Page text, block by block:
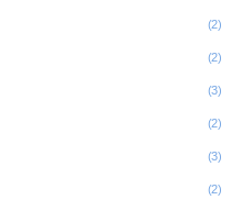
(2)
(2)
(3)
(2)
(3)
(2)